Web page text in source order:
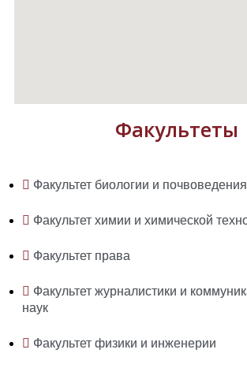
Факультеты
Факультет биологии и почвоведения
Факультет химии и химической
Факультет права
Факультет журналистики и
наук
Факультет физики и инженерии